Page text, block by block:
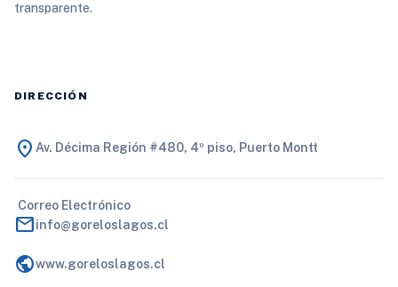
transparente.
DIRECCIÓN
location_on Av. Décima Región #480, 4º piso, Puerto Montt
Correo Electrónico
mailinfo@goreloslagos.cl
publicwww.goreloslagos.cl